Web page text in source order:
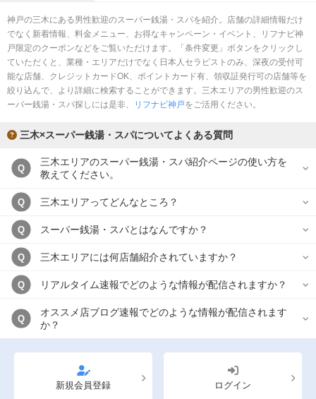
フットバスあり 岩盤浴あり
専用駐車場あり 有資格者在籍
日本人スタッフのみ 女性スタッフのみ
神戸の三木にある男性歓迎のスーパー銭湯・スパを紹介。店舗の詳細情報だけ
でなく新着情報、料金メニュー、お得なキャンペーン・イベント、リフナビ神
戸限定のクーポンなどをご覧いただけます。「条件変更」ボタンをクリックし
ていただくと、業種・エリアだけでなく日本人セラピストのみ、深夜の受付可
能な店舗、クレジットカードOK、ポイントカード有、領収証発行可の店舗等を
絞り込んで、より詳細に検索することができます。三木エリアの男性歓迎のス
ーパー銭湯・スパ探しには是非、
リフナビ神戸をご活用ください。
三木×スーパー銭湯・スパについてよくある質問
Q
三木エリアのスーパー銭湯・スパ紹介ページの使い方を
教えてください。
Q 三木エリアってどんなところ？
Q スーパー銭湯・スパとはなんですか？
Q 三木エリアには何店舗紹介されていますか？
Q リアルタイム速報でどのような情報が配信されますか？
Q
オススメ店ブログ速報でどのような情報が配信されます
か？
新規会員登録 ログイン